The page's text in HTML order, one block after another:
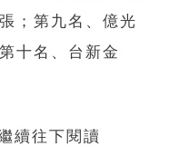
；第九名、億光
十名、台新金
續往下閱讀